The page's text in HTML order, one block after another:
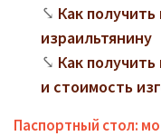
Как
израильтянину
Как
и стоимость
Паспортный стол: